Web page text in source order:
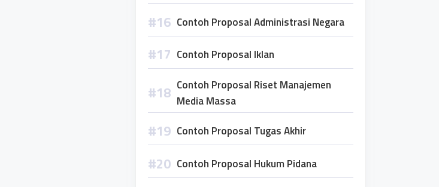
Contoh Proposal Administrasi Negara
Contoh Proposal Iklan
Contoh Proposal Riset Manajemen
Media Massa
Contoh Proposal Tugas Akhir
Contoh Proposal Hukum Pidana